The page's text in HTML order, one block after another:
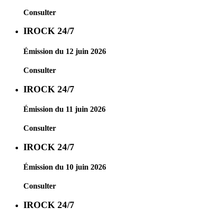
Consulter
IROCK 24/7
Émission du 12 juin 2026
Consulter
IROCK 24/7
Émission du 11 juin 2026
Consulter
IROCK 24/7
Émission du 10 juin 2026
Consulter
IROCK 24/7